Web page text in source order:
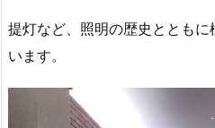
提灯など、照明の歴史ととも
います。